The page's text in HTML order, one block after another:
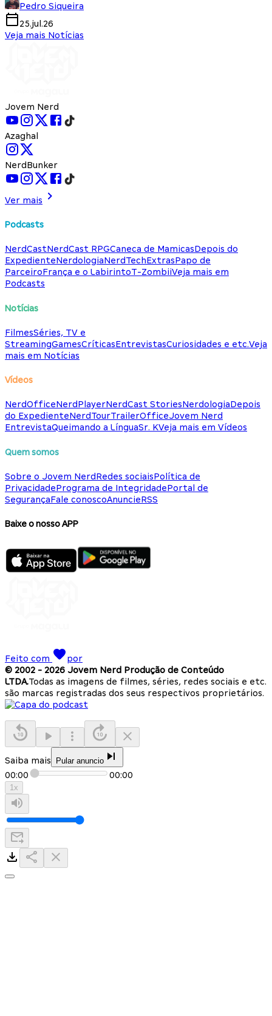
Pedro Siqueira
25.jul.26
Veja mais Notícias
Jovem Nerd
Azaghal
NerdBunker
Ver mais
Podcasts
NerdCastNerdCast RPGCaneca de MamicasDepois do
ExpedienteNerdologiaNerdTechExtrasPapo de
ParceiroFrança e o LabirintoT-ZombiiVeja mais em
Podcasts
Notícias
FilmesSéries, TV e
StreamingGamesCríticasEntrevistasCuriosidades e etc.Veja
mais em Notícias
Vídeos
NerdOfficeNerdPlayerNerdCast StoriesNerdologiaDepois
do ExpedienteNerdTourTrailerOfficeJovem Nerd
EntrevistaQueimando a LínguaSr. KVeja mais em Vídeos
Quem somos
Sobre o Jovem NerdRedes sociaisPolítica de
PrivacidadePrograma de IntegridadePortal de
SegurançaFale conoscoAnuncieRSS
Baixe o nosso APP
Feito com
por
© 2002 - 2026 Jovem Nerd Produção de Conteúdo
LTDA.Todas as imagens de filmes, séries, redes sociais e etc.
são marcas registradas dos seus respectivos proprietários.
Saiba mais Pular anuncio
00:00 00:00
1x